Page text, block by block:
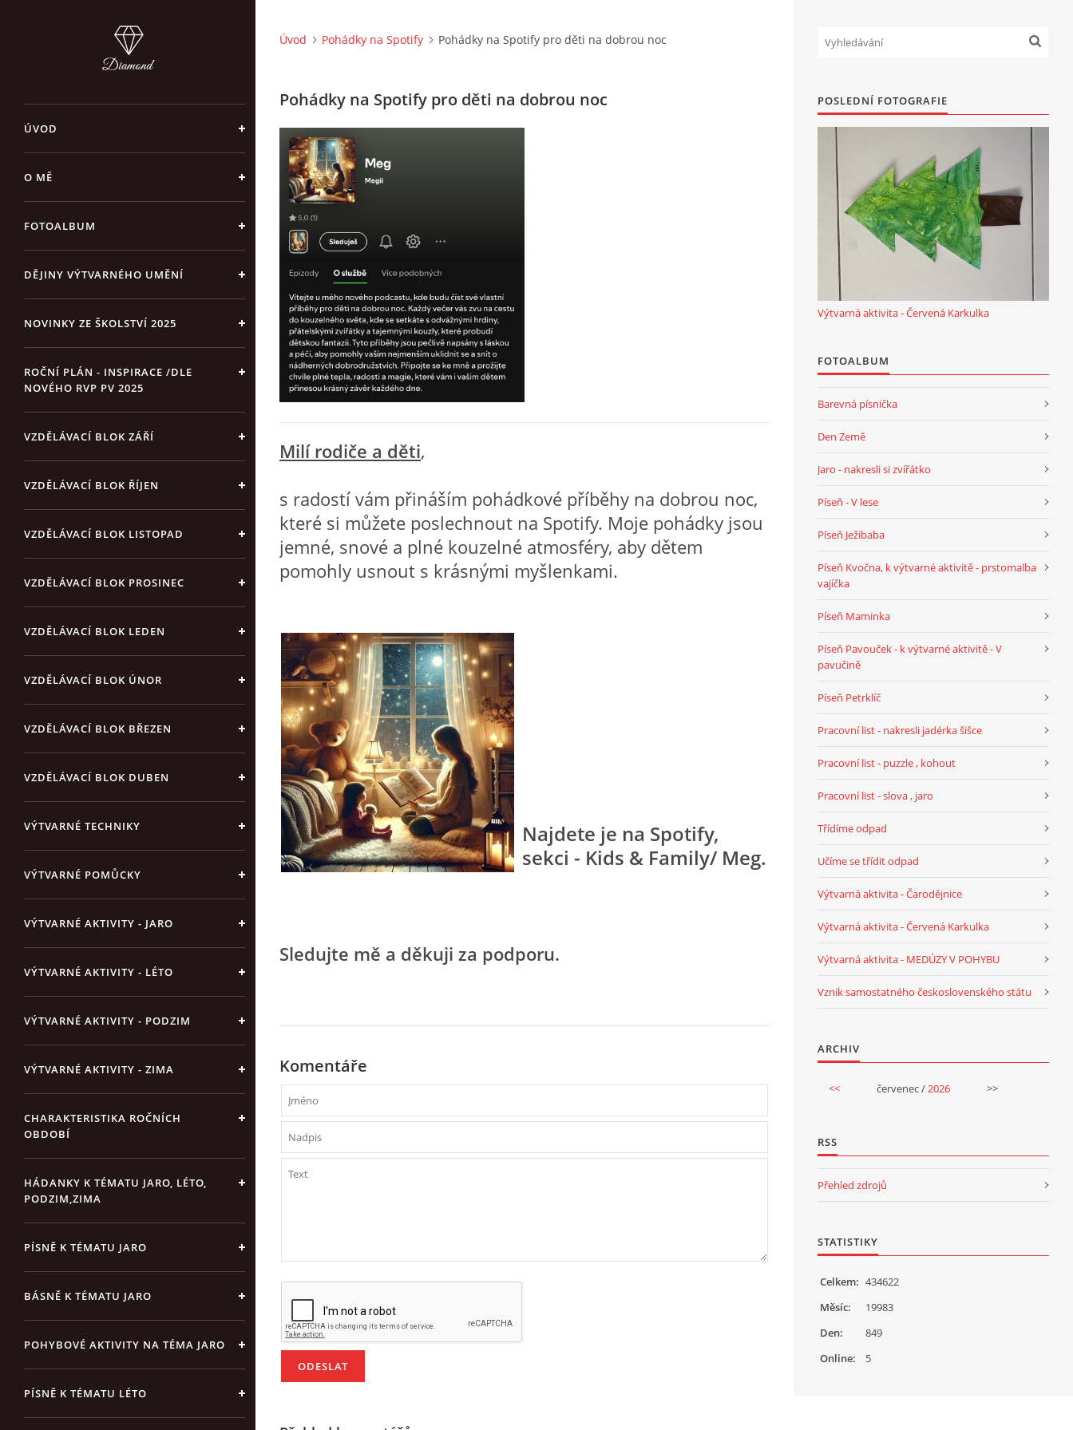
ÚVOD
O MĚ
FOTOALBUM
DĚJINY VÝTVARNÉHO UMĚNÍ
NOVINKY ZE ŠKOLSTVÍ 2025
ROČNÍ PLÁN - INSPIRACE /DLE
NOVÉHO RVP PV 2025
VZDĚLÁVACÍ BLOK ZÁŘÍ
VZDĚLÁVACÍ BLOK ŘÍJEN
VZDĚLÁVACÍ BLOK LISTOPAD
VZDĚLÁVACÍ BLOK PROSINEC
VZDĚLÁVACÍ BLOK LEDEN
VZDĚLÁVACÍ BLOK ÚNOR
VZDĚLÁVACÍ BLOK BŘEZEN
VZDĚLÁVACÍ BLOK DUBEN
VÝTVARNÉ TECHNIKY
VÝTVARNÉ POMŮCKY
VÝTVARNÉ AKTIVITY - JARO
VÝTVARNÉ AKTIVITY - LÉTO
VÝTVARNÉ AKTIVITY - PODZIM
VÝTVARNÉ AKTIVITY - ZIMA
CHARAKTERISTIKA ROČNÍCH
OBDOBÍ
HÁDANKY K TÉMATU JARO, LÉTO,
PODZIM,ZIMA
PÍSNĚ K TÉMATU JARO
BÁSNĚ K TÉMATU JARO
POHYBOVÉ AKTIVITY NA TÉMA JARO
PÍSNĚ K TÉMATU LÉTO
Úvod Pohádky na Spotify Pohádky na Spotify pro děti na dobrou noc
Pohádky na Spotify pro děti na dobrou noc
Milí rodiče a děti,
s radostí vám přináším pohádkové příběhy na dobrou noc,
které si můžete poslechnout na Spotify. Moje pohádky jsou
jemné, snové a plné kouzelné atmosféry, aby dětem
pomohly usnout s krásnými myšlenkami.
Najdete je na Spotify,
sekci - Kids & Family/ Meg.
Sledujte mě a děkuji za podporu.
Komentáře
POSLEDNÍ FOTOGRAFIE
Výtvarná aktivita - Červená Karkulka
FOTOALBUM
Barevná písnička
Den Země
Jaro - nakresli si zvířátko
Píseň - V lese
Píseň Ježibaba
Píseň Kvočna, k výtvarné aktivitě - prstomalba
vajíčka
Píseň Maminka
Píseň Pavouček - k výtvarné aktivitě - V
pavučině
Píseň Petrklíč
Pracovní list - nakresli jadérka šišce
Pracovní list - puzzle , kohout
Pracovní list - slova , jaro
Třídíme odpad
Učíme se třídit odpad
Výtvarná aktivita - Čarodějnice
Výtvarná aktivita - Červená Karkulka
Výtvarná aktivita - MEDÚZY V POHYBU
Vznik samostatného československého státu
ARCHIV
<< červenec / 2026 >>
RSS
Přehled zdrojů
STATISTIKY
Online: 5
Celkem: 434622
Měsíc:
19983
Den:
849